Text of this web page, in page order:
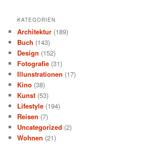
KATEGORIEN
Architektur (189)
Buch (143)
Design (152)
Fotografie (31)
Illunstrationen (17)
Kino (38)
Kunst (53)
Lifestyle (194)
Reisen (7)
Uncategorized (2)
Wohnen (21)